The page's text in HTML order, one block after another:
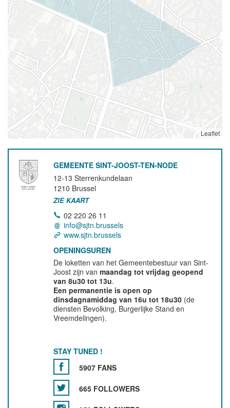
Leaflet
GEMEENTE SINT-JOOST-TEN-NODE
12-13 Sterrenkundelaan
1210 Brussel
ZIE KAART
02 220 26 11
info@sjtn.brussels
www.sjtn.brussels
OPENINGSUREN
De loketten van het Gemeentebestuur van Sint-
Joost zijn vanmaandag tot vrijdag geopend
van 8u30 tot 13u.
Een permanentie is open op
dinsdagnamiddag van 16u tot 18u30 (de
diensten Bevolking, Burgerlijke Stand en
Vreemdelingen).
STAY TUNED !
5907 FANS
665 FOLLOWERS